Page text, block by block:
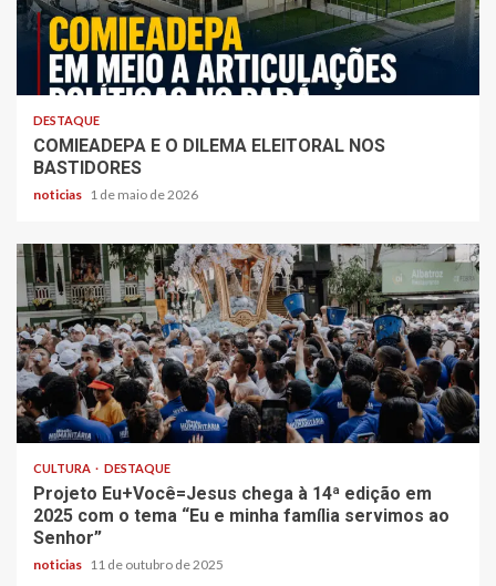
DESTAQUE
COMIEADEPA E O DILEMA ELEITORAL NOS
BASTIDORES
noticias 1 de maio de 2026
CULTURA DESTAQUE
Projeto Eu+Você=Jesus chega à 14ª edição em
2025 com o tema “Eu e minha família servimos ao
Senhor”
noticias 11 de outubro de 2025